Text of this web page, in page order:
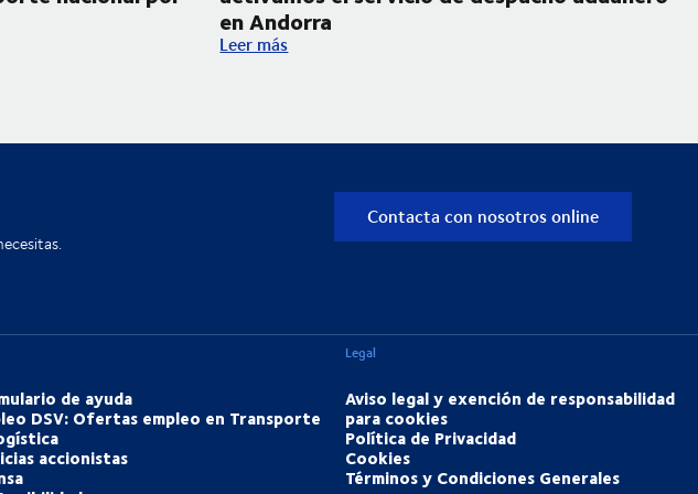
eléctricos (BEV) para transporte nacional por carretera
en Andorra
Ampliamos nuestra operativa en los Pirineos y activamos el
Leer más
actual es
siguiente
Contacta con nosotros online
de ayuda
DSV: Ofertas empleo en Transporte
accionistas
Legal
Aviso legal y exención de responsabilidad
para cookies
Política de Privacidad
Cookies
Términos y Condiciones Generales